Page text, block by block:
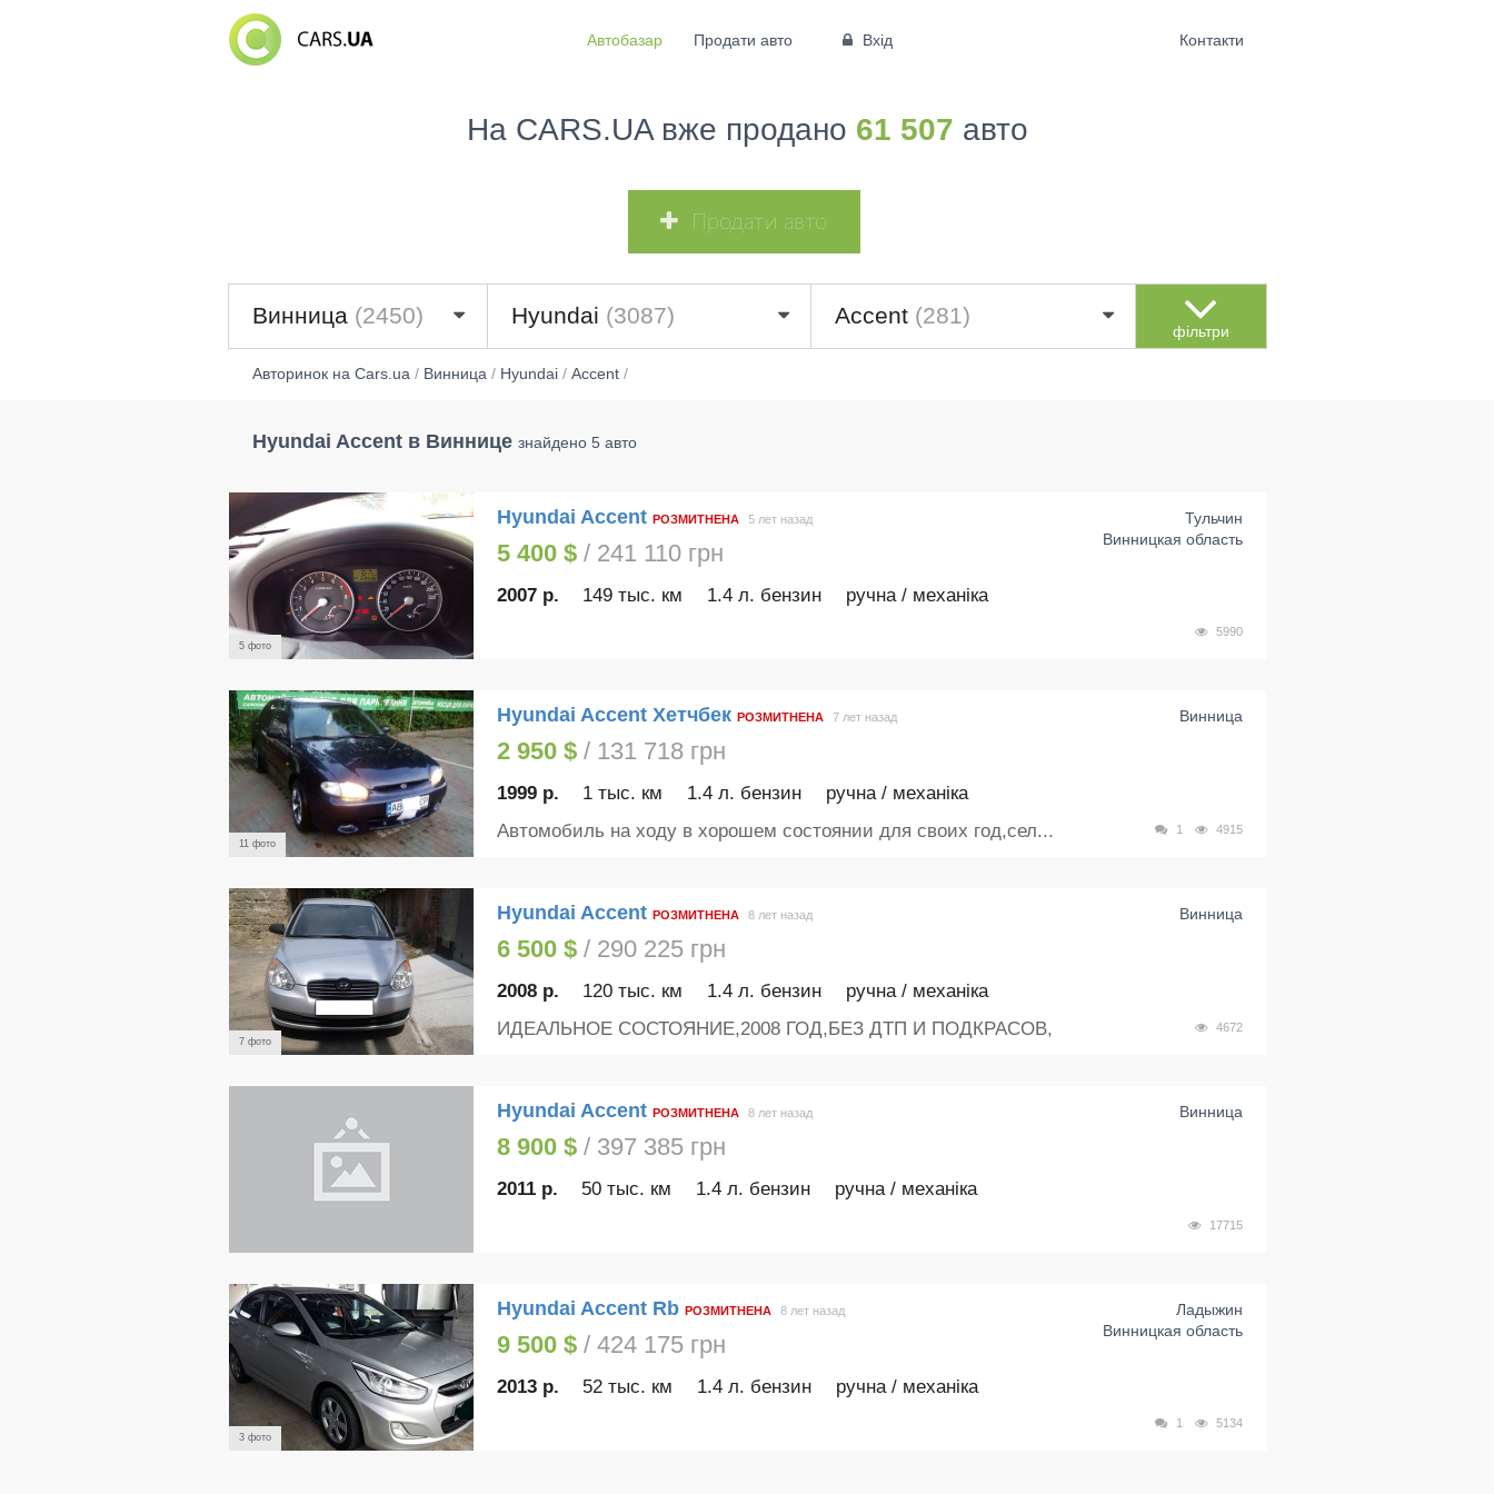
Автобазар Продати авто Вхід Контакти
На CARS.UA вже продано 61 507 авто
Продати авто
Винница (2450) Hyundai (3087) Accent (281)
фільтри
Авторинок на Cars.ua/ Винница/ Hyundai/ Accent/
Hyundai Accent в Виннице знайдено 5 авто
5 фото
Hyundai Accent РОЗМИТНЕНА
Тульчин
Винницкая область
5 лет назад
5 400 $/ 241 110 грн
2007 р. 149 тыс. км 1.4 л. бензин ручна / механіка
5990
11 фото
Hyundai Accent Хетчбек РОЗМИТНЕНА Винница
7 лет назад
2 950 $/ 131 718 грн
1999 р. 1 тыс. км 1.4 л. бензин ручна / механіка
1 4915
Автомобиль на ходу в хорошем состоянии для своих год,сел...
7 фото
Hyundai Accent РОЗМИТНЕНА Винница
8 лет назад
6 500 $/ 290 225 грн
2008 р. 120 тыс. км 1.4 л. бензин ручна / механіка
4672
ИДЕАЛЬНОЕ СОСТОЯНИЕ,2008 ГОД,БЕЗ ДТП И ПОДКРАСОВ,
Hyundai Accent РОЗМИТНЕНА Винница
8 лет назад
8 900 $/ 397 385 грн
2011 р. 50 тыс. км 1.4 л. бензин ручна / механіка
17715
3 фото
Hyundai Accent Rb РОЗМИТНЕНА
Ладыжин
Винницкая область
8 лет назад
9 500 $/ 424 175 грн
2013 р. 52 тыс. км 1.4 л. бензин ручна / механіка
1 5134